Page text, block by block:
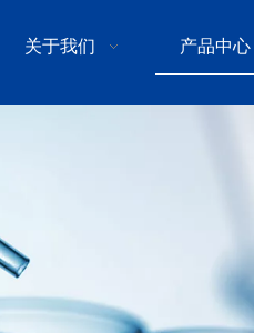
关于我们 产品中心